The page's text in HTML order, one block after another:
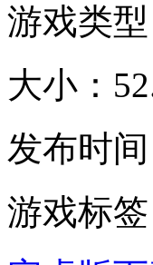
游戏类型
大小：
发布时间
游戏标签